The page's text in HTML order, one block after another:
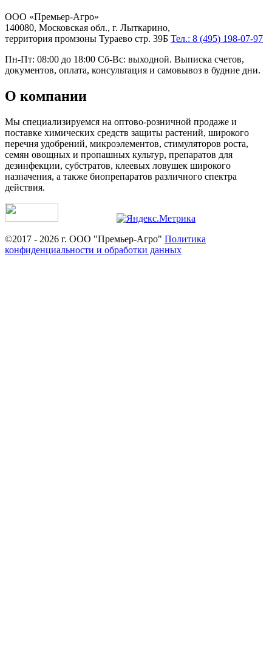
ООО «Премьер-Агро»
140080, Московская обл., г. Лыткарино,
территория промзоны Тураево стр. 39Б Тел.: 8 (495) 198-07-97
Пн-Пт: 08:00 до 18:00 Сб-Вс: выходной. Выписка счетов,
документов, оплата, консультация и самовывоз в будние дни.
О компании
Мы специализируемся на оптово-розничной продаже и
поставке химических средств защиты растений, широкого
перечня удобрений, микроэлементов, стимуляторов роста,
семян овощных и пропашных культур, препаратов для
дезинфекции, субстратов, клеевых ловушек широкого
назначения, а также биопрепаратов различного спектра
действия.
©2017 - 2026 г. ООО "Премьер-Агро" Политика
конфиденциальности и обработки данных